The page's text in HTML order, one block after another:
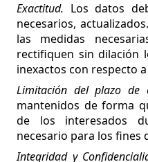
Exactitud. Los datos
necesarios,
las medidas
rectifiquen sin dilación
inexactos con respecto
Limitación del plazo de
mantenidos de forma
de los interesados
necesario para los fines
Integridad y